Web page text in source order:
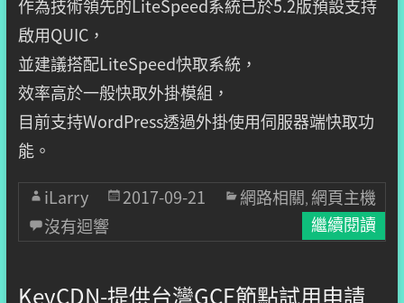
作為技術領先的LiteSpeed系統已於5.2版預設支持
啟用QUIC，
並建議搭配LiteSpeed快取系統，
效率高於一般快取外掛模組，
目前支持WordPress透過外掛使用伺服器端快取功
能。
iLarry
2017-09-21 網路相關, 網頁主機
沒有迴響
繼續閱讀
KeyCDN-提供台灣GCE節點試用申請